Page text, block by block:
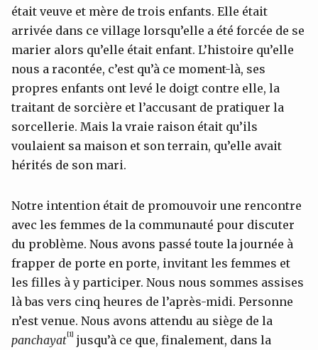
était veuve et mère de trois enfants. Elle était
arrivée dans ce village lorsqu’elle a été forcée de se
marier alors qu’elle était enfant. L’histoire qu’elle
nous a racontée, c’est qu’à ce moment-là, ses
propres enfants ont levé le doigt contre elle, la
traitant de sorcière et l’accusant de pratiquer la
sorcellerie. Mais la vraie raison était qu’ils
voulaient sa maison et son terrain, qu’elle avait
hérités de son mari.
Notre intention était de promouvoir une rencontre
avec les femmes de la communauté pour discuter
du problème. Nous avons passé toute la journée à
frapper de porte en porte, invitant les femmes et
les filles à y participer. Nous nous sommes assises
là bas vers cinq heures de l’après-midi. Personne
n’est venue. Nous avons attendu au siège de la
panchayat[1] jusqu’à ce que, finalement, dans la